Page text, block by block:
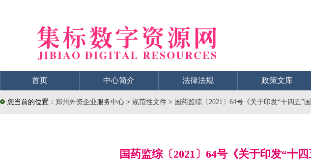
首页 中心简介 法律法规 政策文库
您当前的位置： 郑州外资企业服务中心 > 规范性文件 > 国药监综〔2021〕64号《关于印发“十四五”
国药监综〔2021〕64号《关于印发“十